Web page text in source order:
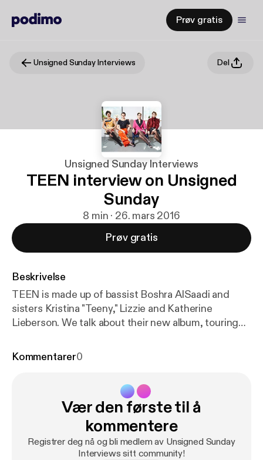
Prøv gratis
Unsigned Sunday Interviews Del
Unsigned Sunday Interviews
TEEN interview on Unsigned
Sunday
8 min · 26. mars 2016
Prøv gratis
Beskrivelse
TEEN is made up of bassist Boshra AlSaadi and
sisters Kristina "Teeny," Lizzie and Katherine
Lieberson. We talk about their new album, touring
genre.
Kommentarer0
Vær den første til å
kommentere
Registrer deg nå og bli medlem av Unsigned Sunday
Interviews sitt community!